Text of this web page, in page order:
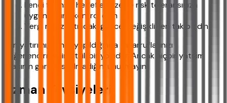
Kendi finansal hedeflerinize ve risk toleransınıza
uygunluğunu kontrol edin
Vergi mevzuatındaki güncel değişiklikleri takip edin
Fon yatırımı, bilinçli yapıldığında tasarruflarınızı
değerlendirmenin etkili bir yoludur. Ancak hiçbir yatırım
aracının garantisi olmadığını unutmayın.
Uzman Tavsiyeleri